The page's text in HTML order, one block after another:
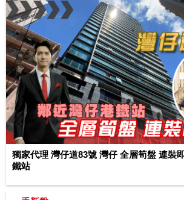
獨家代理 灣仔道83號 灣仔 全層筍盤 連裝
鐵站